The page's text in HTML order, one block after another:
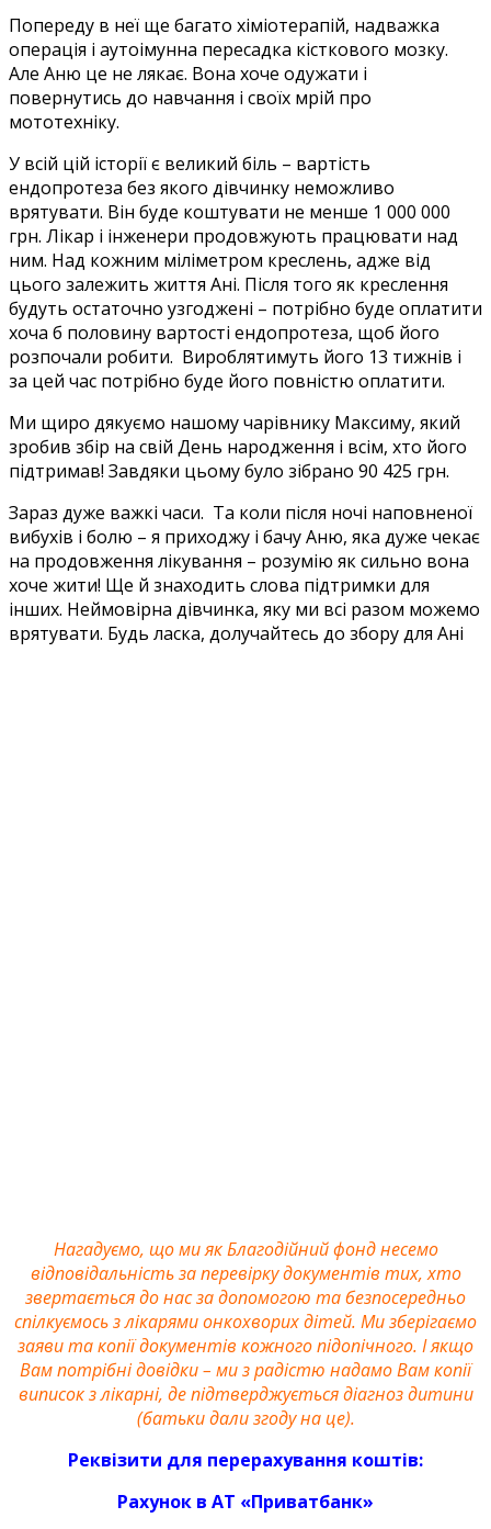
Попереду в неї ще багато хіміотерапій, надважка
операція і аутоімунна пересадка кісткового мозку.
Але Аню це не лякає. Вона хоче одужати і
повернутись до навчання і своїх мрій про
мототехніку.
У всій цій історії є великий біль – вартість
ендопротеза без якого дівчинку неможливо
врятувати. Він буде коштувати не менше 1 000 000
грн. Лікар і інженери продовжують працювати над
ним. Над кожним міліметром креслень, адже від
цього залежить життя Ані. Після того як креслення
будуть остаточно узгоджені – потрібно буде оплатити
хоча б половину вартості ендопротеза, щоб його
розпочали робити. Вироблятимуть його 13 тижнів і
за цей час потрібно буде його повністю оплатити.
Ми щиро дякуємо нашому чарівнику Максиму, який
зробив збір на свій День народження і всім, хто його
підтримав! Завдяки цьому було зібрано 90 425 грн.
Зараз дуже важкі часи. Та коли після ночі наповненої
вибухів і болю – я приходжу і бачу Аню, яка дуже чекає
на продовження лікування – розумію як сильно вона
хоче жити! Ще й знаходить слова підтримки для
інших. Неймовірна дівчинка, яку ми всі разом можемо
врятувати. Будь ласка, долучайтесь до збору для Ані
Нагадуємо, що ми як Благодійний фонд несемо
відповідальність за перевірку документів тих, хто
звертається до нас за допомогою та безпосередньо
спілкуємось з лікарями онкохворих дітей. Ми зберігаємо
заяви та копії документів кожного підопічного. І якщо
Вам потрібні довідки – ми з радістю надамо Вам копії
виписок з лікарні, де підтверджується діагноз дитини
(батьки дали згоду на це).
Реквізити для перерахування коштів:
Рахунок в АТ «Приватбанк»